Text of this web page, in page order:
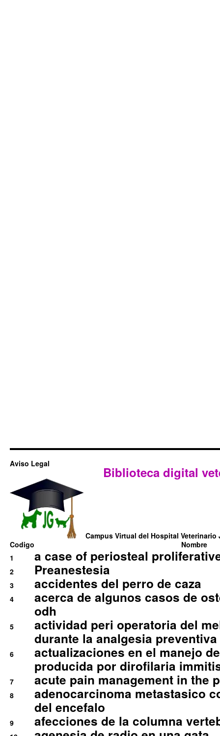
Aviso Legal
Biblioteca digital
Campus Virtual del Hospital Veterinario
Codigo
Nombre
1
a case of periosteal
2 Preanestesia
3 accidentes del perro de caza
4
acerca de algunos casos de
odh
5
actividad peri operatoria del
durante la analgesia
6
actualizaciones en el manejo
producida por dirofilaria
7 acute pain management in the
8
adenocarcinoma metastasico
del encefalo
9 afecciones de la columna